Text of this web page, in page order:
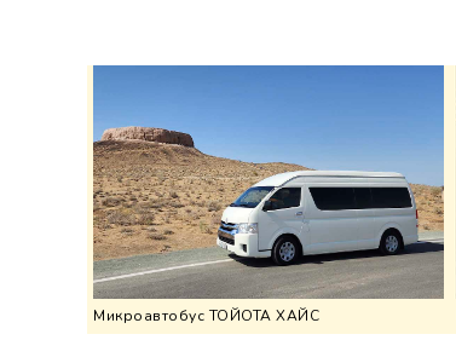
Микроавтобус ТОЙОТА ХАЙС